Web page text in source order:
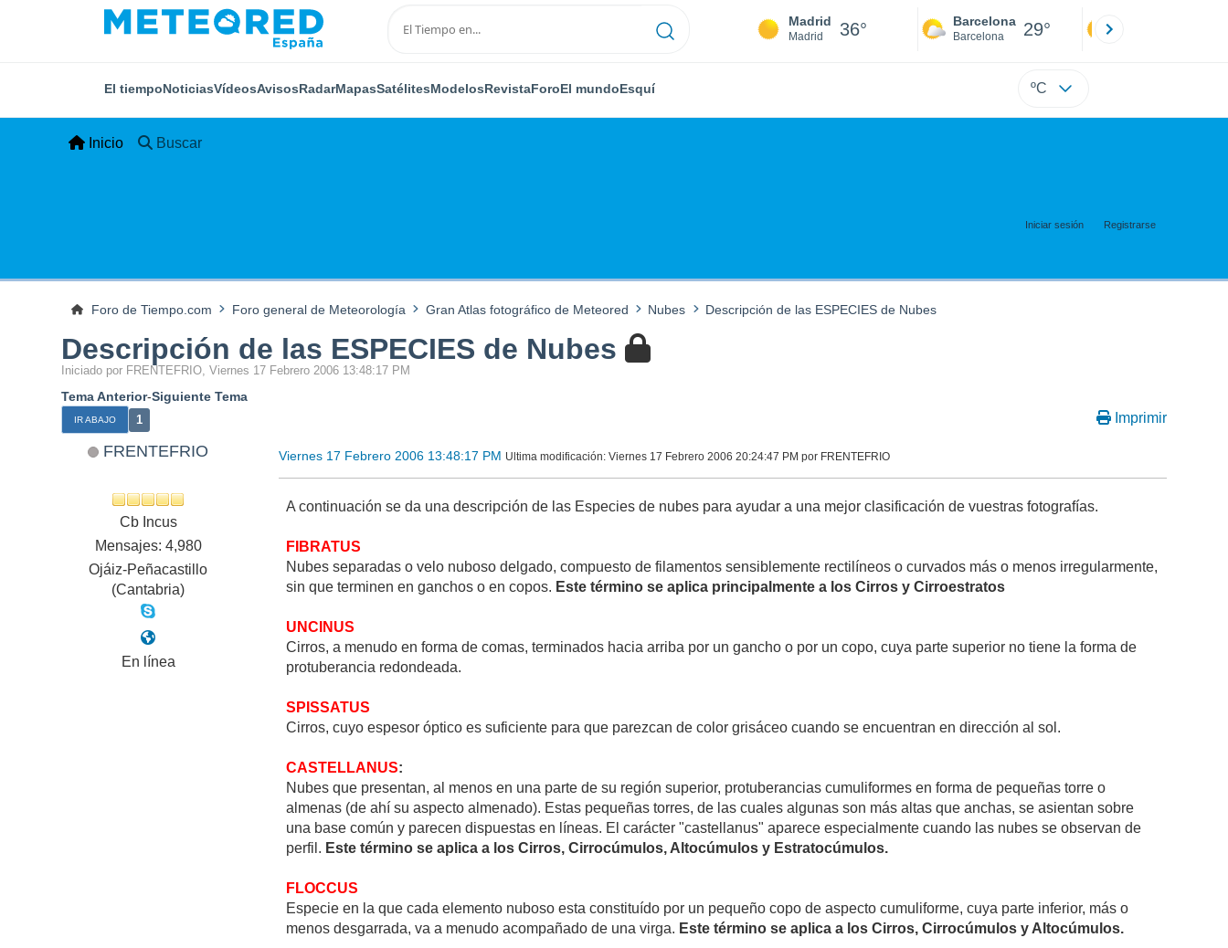
Madrid
Madrid 36° Barcelona
Barcelona 29°
El tiempoNoticiasVídeosAvisosRadarMapasSatélitesModelosRevistaForoEl mundoEsquí ºC
Inicio Buscar
Iniciar sesión Registrarse
Foro de Tiempo.com Foro general de Meteorología Gran Atlas fotográfico de Meteored Nubes Descripción de las ESPECIES de Nubes
Descripción de las ESPECIES de Nubes
Iniciado por FRENTEFRIO, Viernes 17 Febrero 2006 13:48:17 PM
Tema Anterior-Siguiente Tema
IR ABAJO 1 Imprimir
FRENTEFRIO
Cb Incus
Mensajes: 4,980
Ojáiz-Peñacastillo
(Cantabria)
En línea
Viernes 17 Febrero 2006 13:48:17 PM Ultima modificación: Viernes 17 Febrero 2006 20:24:47 PM por FRENTEFRIO
A continuación se da una descripción de las Especies de nubes para ayudar a una mejor clasificación de vuestras fotografías.
FIBRATUS
Nubes separadas o velo nuboso delgado, compuesto de filamentos sensiblemente rectilíneos o curvados más o menos irregularmente,
sin que terminen en ganchos o en copos. Este término se aplica principalmente a los Cirros y Cirroestratos
UNCINUS
Cirros, a menudo en forma de comas, terminados hacia arriba por un gancho o por un copo, cuya parte superior no tiene la forma de
protuberancia redondeada.
SPISSATUS
Cirros, cuyo espesor óptico es suficiente para que parezcan de color grisáceo cuando se encuentran en dirección al sol.
CASTELLANUS:
Nubes que presentan, al menos en una parte de su región superior, protuberancias cumuliformes en forma de pequeñas torre o
almenas (de ahí su aspecto almenado). Estas pequeñas torres, de las cuales algunas son más altas que anchas, se asientan sobre
una base común y parecen dispuestas en líneas. El carácter "castellanus" aparece especialmente cuando las nubes se observan de
perfil. Este término se aplica a los Cirros, Cirrocúmulos, Altocúmulos y Estratocúmulos.
FLOCCUS
Especie en la que cada elemento nuboso esta constituído por un pequeño copo de aspecto cumuliforme, cuya parte inferior, más o
menos desgarrada, va a menudo acompañado de una virga. Este término se aplica a los Cirros, Cirrocúmulos y Altocúmulos.